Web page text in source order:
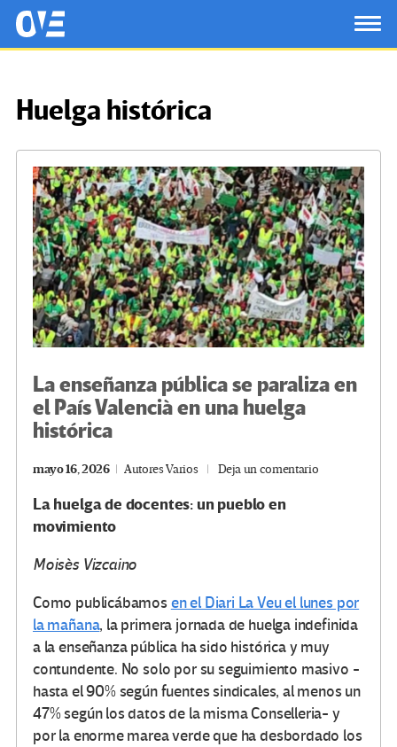
Saltar al contenido principal
OtrasVocesenEducacion.org
Huelga histórica
La enseñanza pública se paraliza en
el País Valencià en una huelga
histórica
mayo 16, 2026 Autores Varios Deja un comentario
La huelga de docentes: un pueblo en
movimiento
Moisès Vizcaino
Como publicábamos en el Diari La Veu el lunes por
la mañana, la primera jornada de huelga indefinida
a la enseñanza pública ha sido histórica y muy
contundente. No solo por su seguimiento masivo -
hasta el 90% según fuentes sindicales, al menos un
47% según los datos de la misma Conselleria- y
por la enorme marea verde que ha desbordado los